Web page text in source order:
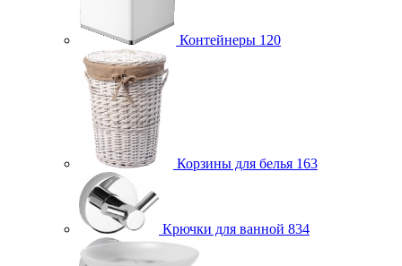
Контейнеры 120
Корзины для белья 163
Крючки для ванной 834